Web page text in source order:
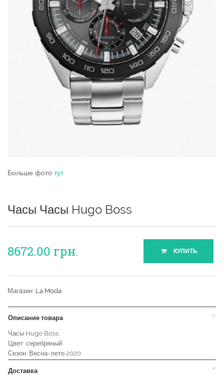
Больше фото тут
Часы Часы Hugo Boss
8672.00 грн. КУПИТЬ
Магазин: La Moda
Описание товара
Часы Hugo Boss.
Цвет: серебряный.
Сезон: Весна-лето 2020.
Доставка